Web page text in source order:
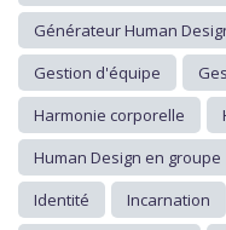
Générateur Human
Gestion d'équipe
Harmonie corporelle
Human Design en groupe
Identité
Incarnation